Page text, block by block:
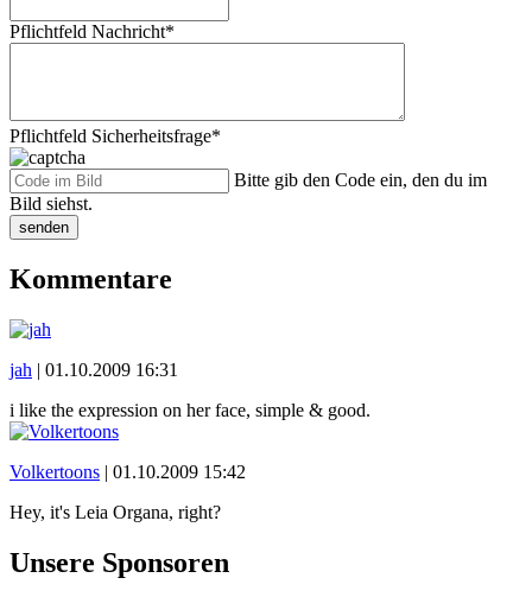
Pflichtfeld Nachricht*
Pflichtfeld Sicherheitsfrage*
Bitte gib den Code ein, den du im
Bild siehst.
senden
Kommentare
jah | 01.10.2009 16:31
i like the expression on her face, simple & good.
Volkertoons | 01.10.2009 15:42
Hey, it's Leia Organa, right?
Unsere Sponsoren